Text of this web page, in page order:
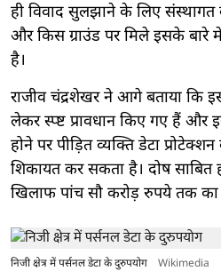
ही विवाद सुलझाने के लिए
और किस ग्राउंड पर मिले इसके बारे में
है।
राजीव चंद्रशेखर ने आगे बताया कि
लेकर स्प्ष्ट प्रावधान किए गए हैं
होने पर पीड़ित व्यक्ति डेटा
शिकायत कर सकता है। दोष साबित
खिलाफ पांच सौ करोड़ रुपये तक का
निजी क्षेत्र में पर्सनल डेटा के दुरुपयोग Wikimedia